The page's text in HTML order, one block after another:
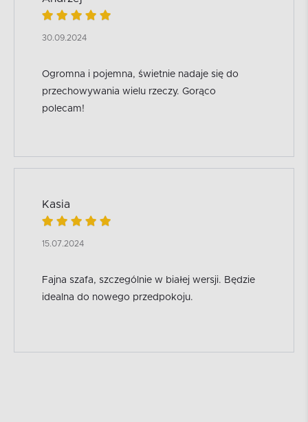
30.09.2024
Ogromna i pojemna, świetnie nadaje się do
przechowywania wielu rzeczy. Gorąco
polecam!
Kasia
15.07.2024
Fajna szafa, szczególnie w białej wersji. Będzie
idealna do nowego przedpokoju.